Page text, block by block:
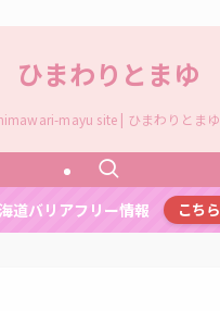
ひまわりとまゆ
mayu site | ひまわりとまゆ
道バリアフリー情報 こちら